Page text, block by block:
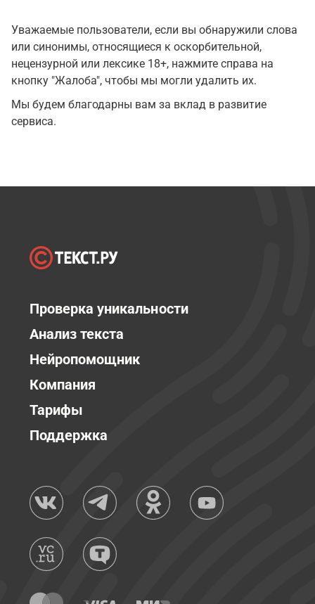
Уважаемые пользователи, если вы обнаружили слова
или синонимы, относящиеся к оскорбительной,
нецензурной или лексике 18+, нажмите справа на
кнопку "Жалоба", чтобы мы могли удалить их.
Мы будем благодарны вам за вклад в развитие
сервиса.
Проверка уникальности
Анализ текста
Нейропомощник
Компания
Тарифы
Поддержка